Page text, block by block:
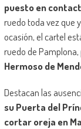
puesto en
ruedo toda vez que
ocasión, el cartel
ruedo de
Hermoso de
Destacan las
su Puerta del
cortar oreja en